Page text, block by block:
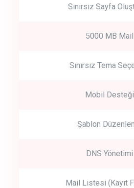
Sınırsız Sayfa
5000 MB Mail
Sınırsız Tema
Mobil Desteği
Şablon
DNS Yönetimi
Mail Listesi (Kayıt